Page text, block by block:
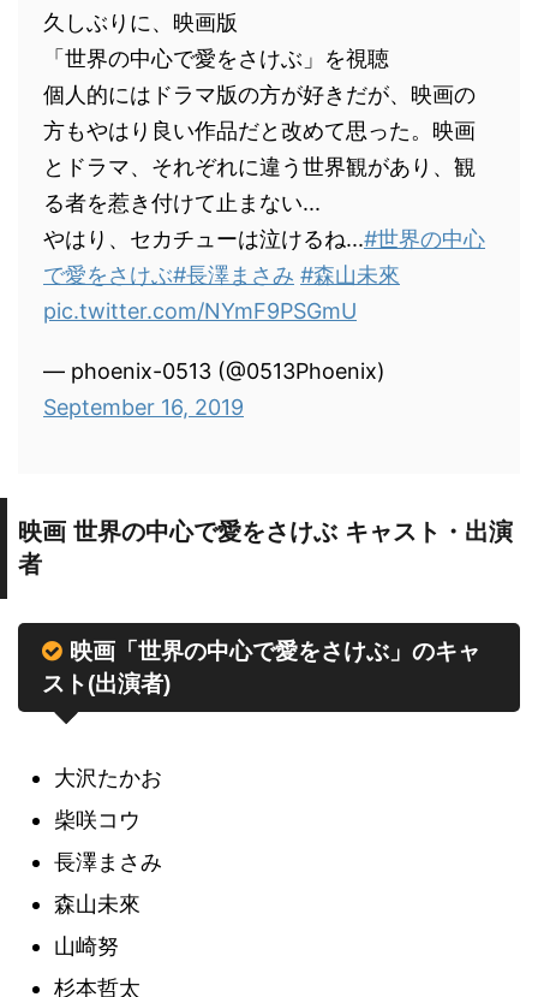
久しぶりに、映画版
「世界の中心で愛をさけぶ」を視聴
個人的にはドラマ版の方が好きだが、映画の
方もやはり良い作品だと改めて思った。映画
とドラマ、それぞれに違う世界観があり、観
る者を惹き付けて止まない...
やはり、セカチューは泣けるね...#世界の中心
で愛をさけぶ#長澤まさみ #森山未來
pic.twitter.com/NYmF9PSGmU
— phoenix-0513 (@0513Phoenix)
September 16, 2019
映画 世界の中心で愛をさけぶ キャスト・出演
者
映画「世界の中心で愛をさけぶ」のキャ
スト(出演者)
大沢たかお
柴咲コウ
長澤まさみ
森山未來
山崎努
杉本哲太